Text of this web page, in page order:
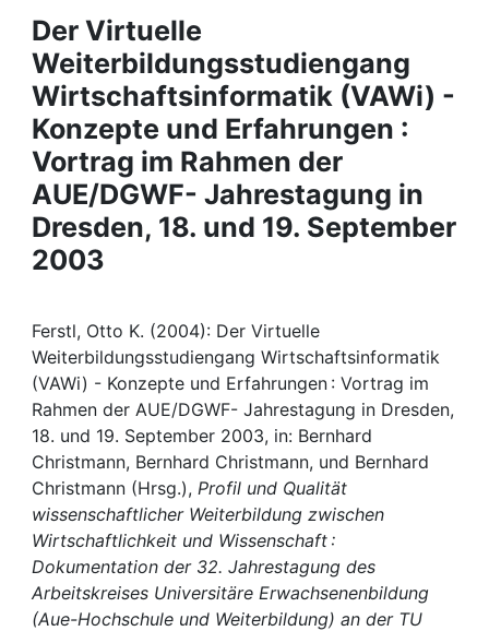
Projects
People
Institutions
Awards
My FIS
Der Virtuelle
Weiterbildungsstudiengang
Wirtschaftsinformatik (VAWi) -
Konzepte und Erfahrungen :
Vortrag im Rahmen der
AUE/DGWF- Jahrestagung in
Dresden, 18. und 19. September
2003
Ferstl, Otto K. (2004): Der Virtuelle
Weiterbildungsstudiengang Wirtschaftsinformatik
(VAWi) - Konzepte und Erfahrungen : Vortrag im
Rahmen der AUE/DGWF- Jahrestagung in Dresden,
18. und 19. September 2003, in: Bernhard
Christmann, Bernhard Christmann, und Bernhard
Christmann (Hrsg.), Profil und Qualität
wissenschaftlicher Weiterbildung zwischen
Wirtschaftlichkeit und Wissenschaft :
Dokumentation der 32. Jahrestagung des
Arbeitskreises Universitäre Erwachsenenbildung
(Aue-Hochschule und Weiterbildung) an der TU